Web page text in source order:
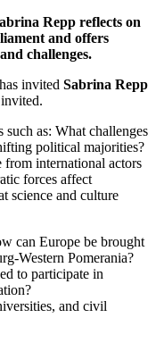
Repp reflects on
and offers
challenges.
invited Sabrina Repp
such as: What challenges
political majorities?
international actors
forces affect
science and culture
can Europe be brought
Western Pomerania?
to participate in
and civil